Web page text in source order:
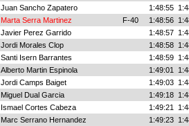
Juan Sancho Zapatero 1:48:55
Marta Serra Martinez F-40 1:48:56
Javier Perez Garrido 1:48:57
Jordi Morales Clop 1:48:58
Santi Isern Barrantes 1:48:59
Alberto Martin Espinola 1:49:01
Jordi Camps Baiget 1:49:03
Miguel Dual Garcia 1:49:18
Ismael Cortes Cabeza 1:49:21
Marc Serrano Hernandez 1:49:23